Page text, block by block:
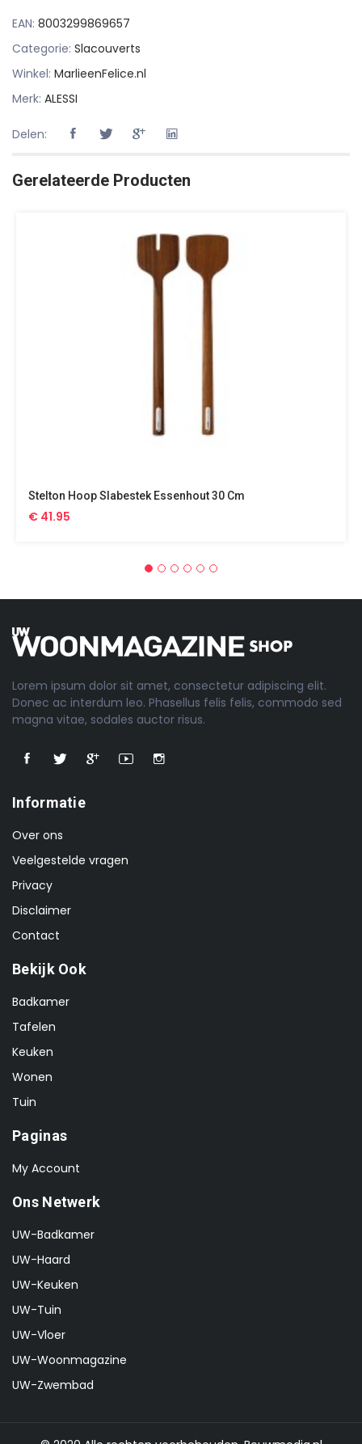
EAN: 8003299869657
Categorie: Slacouverts
Winkel: MarlieenFelice.nl
Merk: ALESSI
Delen:
Gerelateerde Producten
Stelton Hoop Slabestek Essenhout 30 Cm
€ 41.95
Lorem ipsum dolor sit amet, consectetur adipiscing elit.
Donec ac interdum leo. Phasellus felis felis, commodo sed
magna vitae, sodales auctor risus.
Informatie
Over ons
Veelgestelde vragen
Privacy
Disclaimer
Contact
Bekijk Ook
Badkamer
Tafelen
Keuken
Wonen
Tuin
Paginas
My Account
Ons Netwerk
UW-Badkamer
UW-Haard
UW-Keuken
UW-Tuin
UW-Vloer
UW-Woonmagazine
UW-Zwembad